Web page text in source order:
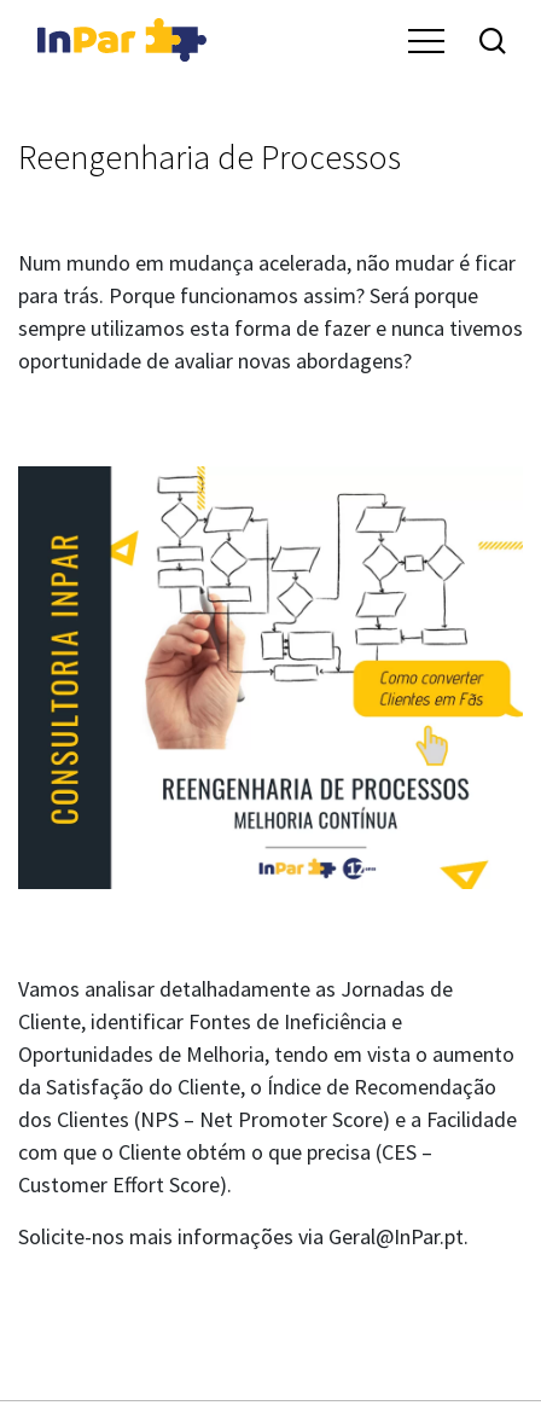
Reengenharia de Processos
Num mundo em mudança acelerada, não mudar é ficar
para trás. Porque funcionamos assim? Será porque
sempre utilizamos esta forma de fazer e nunca tivemos
oportunidade de avaliar novas abordagens?
Vamos analisar detalhadamente as Jornadas de
Cliente, identificar Fontes de Ineficiência e
Oportunidades de Melhoria, tendo em vista o aumento
da Satisfação do Cliente, o Índice de Recomendação
dos Clientes (NPS – Net Promoter Score) e a Facilidade
com que o Cliente obtém o que precisa (CES –
Customer Effort Score).
Solicite-nos mais informações via Geral@InPar.pt.